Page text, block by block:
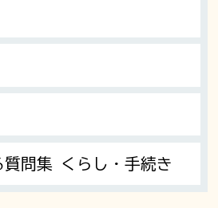
質問集 くらし・手続き